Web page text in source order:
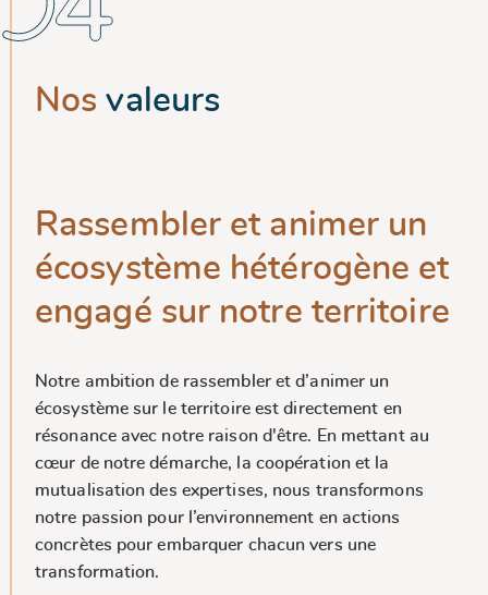
Nosvaleurs
Rassembler et animer un
écosystème hétérogène et
engagé sur notre territoire
Notre ambition de rassembler et d’animer un
écosystème sur le territoire est directement en
résonance avec notre raison d'être. En mettant au
cœur de notre démarche, la coopération et la
mutualisation des expertises, nous transformons
notre passion pour l’environnement en actions
concrètes pour embarquer chacun vers une
transformation.